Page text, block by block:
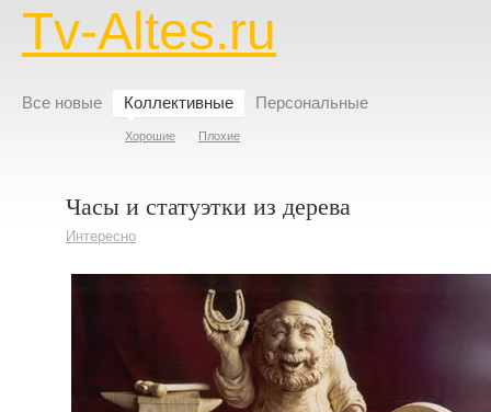
Tv-Altes.ru
Все новые Коллективные
Хорошие Плохие
Персональные
Часы и статуэтки из дерева
Интересно